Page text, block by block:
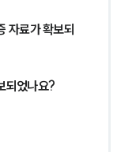
자료가 확보되
되었나요?